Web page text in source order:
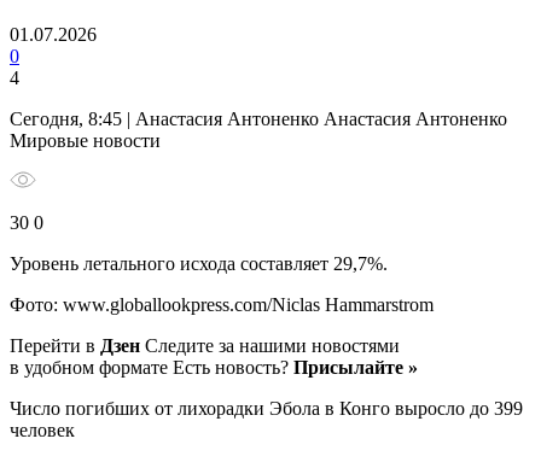
01.07.2026
0
4
Сегодня, 8:45 | Анастасия Антоненко Анастасия Антоненко
Мировые новости
30 0
Уровень летального исхода составляет 29,7%.
Фото: www.globallookpress.com/Niclas Hammarstrom
Перейти в Дзен Следите за нашими новостями
в удобном формате Есть новость? Присылайте »
Число погибших от лихорадки Эбола в Конго выросло до 399
человек